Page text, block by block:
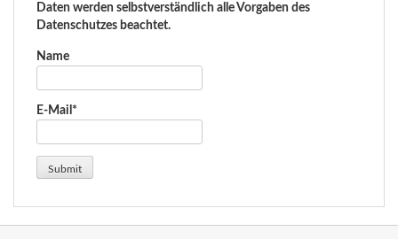
Daten werden selbstverständlich alle Vorgaben des
Datenschutzes beachtet.
Name
E-Mail*